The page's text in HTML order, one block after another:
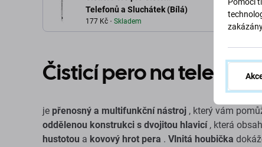
Telefonů a Sluchátek (Bílá)
177 Kč Skladem
Čisticí pero na telefon a
je přenosný a multifunkční nástroj , který vám
oddělenou konstrukci s dvojitou hlavicí, která
hustotou a kovový hrot pera . Vlnitá houbička
Pomocí